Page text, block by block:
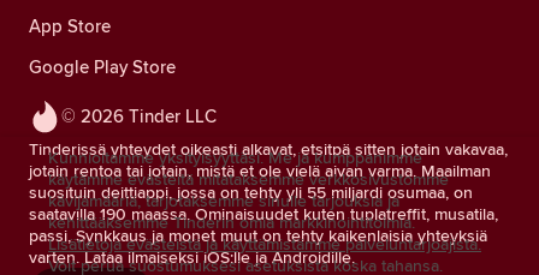
© 2026 Tinder LLC
Tinderissä yhteydet oikeasti alkavat, etsitpä sitten jotain vakavaa,
jotain rentoa tai jotain, mistä et ole vielä aivan varma. Maailman
suosituin deittiappi, jossa on tehty yli 55 miljardi osumaa, on
saatavilla 190 maassa. Ominaisuudet kuten tuplatreffit, musatila,
passi, Synkkaus ja monet muut on tehty kaikenlaisia yhteyksiä
varten. Lataa ilmaiseksi iOS:lle ja Androidille.
App Store
Google Play Store
Kunnioitamme yksityisyyttäsi. Me ja kumppanimme
käytämme evästeitä mitataksemme verkkosivustomme
kävijämääriä, tarjotaksemme sinulle tarjouksia ja
kehittääksemme Tinderin omia markkinointitoimia.
Lisätietoja evästeistä ja käyttämistämme palveluntarjoajista.
Voit perua suostumuksesi asetuksista koska tahansa.